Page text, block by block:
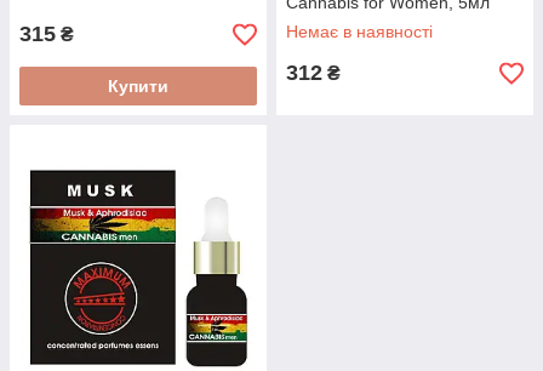
315 ₴
Купити
Немає в наявності
312 ₴